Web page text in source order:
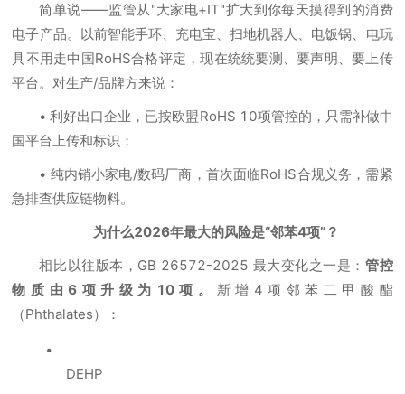
简单说——监管从"大家电+IT"扩大到你每天摸得到的消费
电子产品。以前智能手环、充电宝、扫地机器人、电饭锅、电玩
具不用走中国RoHS合格评定，现在统统要测、要声明、要上传
平台。对生产/品牌方来说：
• 利好出口企业，已按欧盟RoHS 10项管控的，只需补做中
国平台上传和标识；
• 纯内销小家电/数码厂商，首次面临RoHS合规义务，需紧
急排查供应链物料。
为什么2026年最大的风险是“邻苯4项”？
相比以往版本，GB 26572-2025 最大变化之一是： 管控
物质由6项升级为10项 。 新增4项邻苯二甲酸酯
（Phthalates）：
DEHP